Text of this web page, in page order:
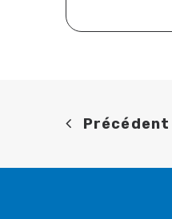
Précédent